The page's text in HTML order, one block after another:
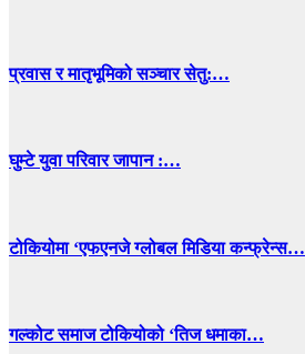
प्रवास र मातृभूमिको सञ्चार सेतु:…
घुम्टे युवा परिवार जापान :…
टोकियोमा ‘एफएनजे ग्लोबल मिडिया कन्फ्रेन्स…
गल्कोट समाज टोकियोको ‘तिज धमाका…